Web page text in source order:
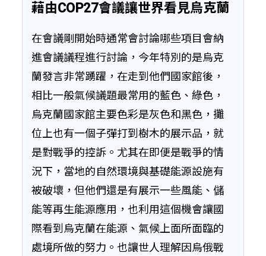
藉由COP27會議讓世界看見烏克蘭
在會議剛開始時通常會討論哪些項目會納
進會議議程進行討論，今年特別的是烏克
蘭發言非常踴躍，在走到他們國家館後，
相比一般氣候議題最常用的藍色、綠色，
烏克蘭國家館主要色彩是灰色和黑色，攤
位上也有一個子彈打到樹木的展示品，就
是對戰爭的控訴。尤其在即便是戰爭的情
況下，當地的自然環境與基礎能源設施有
被破壞，但他們還是有展示一些風能、儲
能等再生能源應用，也利用這個機會讓國
際看到烏克蘭在能源、氣候上面所面臨的
處境所做的努力。也讓世人理解因烏俄戰